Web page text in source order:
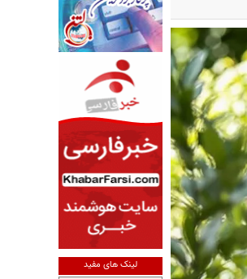
لینک های مفید